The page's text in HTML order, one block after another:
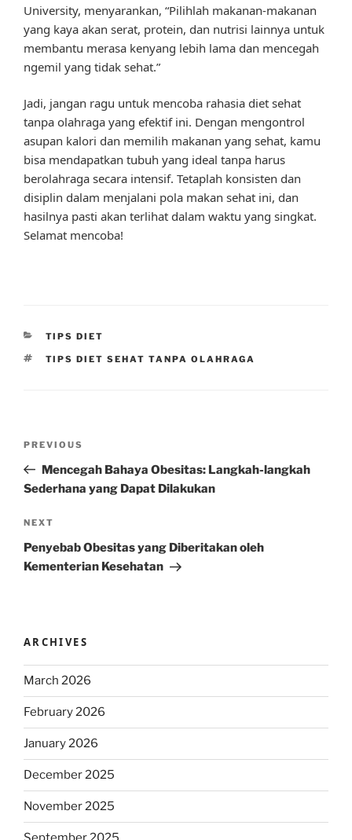
University, menyarankan, “Pilihlah makanan-makanan
yang kaya akan serat, protein, dan nutrisi lainnya untuk
membantu merasa kenyang lebih lama dan mencegah
ngemil yang tidak sehat.”
Jadi, jangan ragu untuk mencoba rahasia diet sehat
tanpa olahraga yang efektif ini. Dengan mengontrol
asupan kalori dan memilih makanan yang sehat, kamu
bisa mendapatkan tubuh yang ideal tanpa harus
berolahraga secara intensif. Tetaplah konsisten dan
disiplin dalam menjalani pola makan sehat ini, dan
hasilnya pasti akan terlihat dalam waktu yang singkat.
Selamat mencoba!
CATEGORIES
TIPS DIET
TAGS
TIPS DIET SEHAT TANPA OLAHRAGA
Previous
Post
PREVIOUS
Mencegah Bahaya Obesitas: Langkah-langkah
Sederhana yang Dapat Dilakukan
Next
Post
NEXT
Penyebab Obesitas yang Diberitakan oleh
Kementerian Kesehatan
ARCHIVES
March 2026
February 2026
January 2026
December 2025
November 2025